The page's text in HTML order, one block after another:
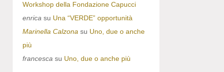
Workshop della Fondazione Capucci
enrica su Una “VERDE” opportunità
Marinella Calzona su Uno, due o anche
più
francesca su Uno, due o anche più